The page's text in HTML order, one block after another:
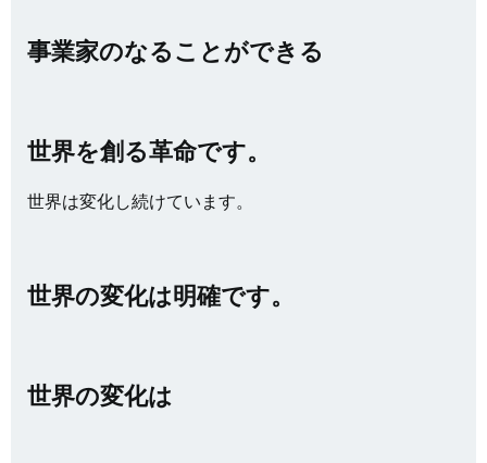
事業家のなることができる
世界を創る革命です。
世界は変化し続けています。
世界の変化は明確です。
世界の変化は